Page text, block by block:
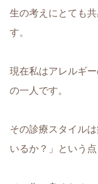
生の考えにとても
す。
現在私はアレルギ
の一人です。
その診療スタイル
いるか？」という